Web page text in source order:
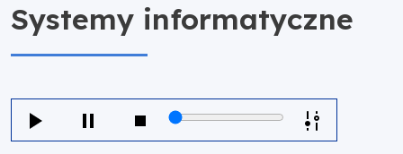
Systemy informatyczne